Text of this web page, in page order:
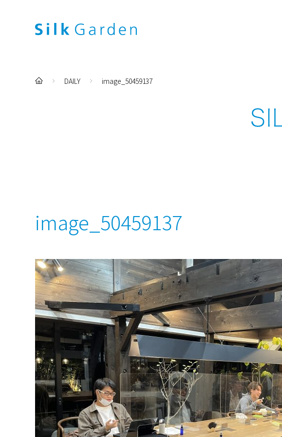
DAILY image_50459137
image_50459137